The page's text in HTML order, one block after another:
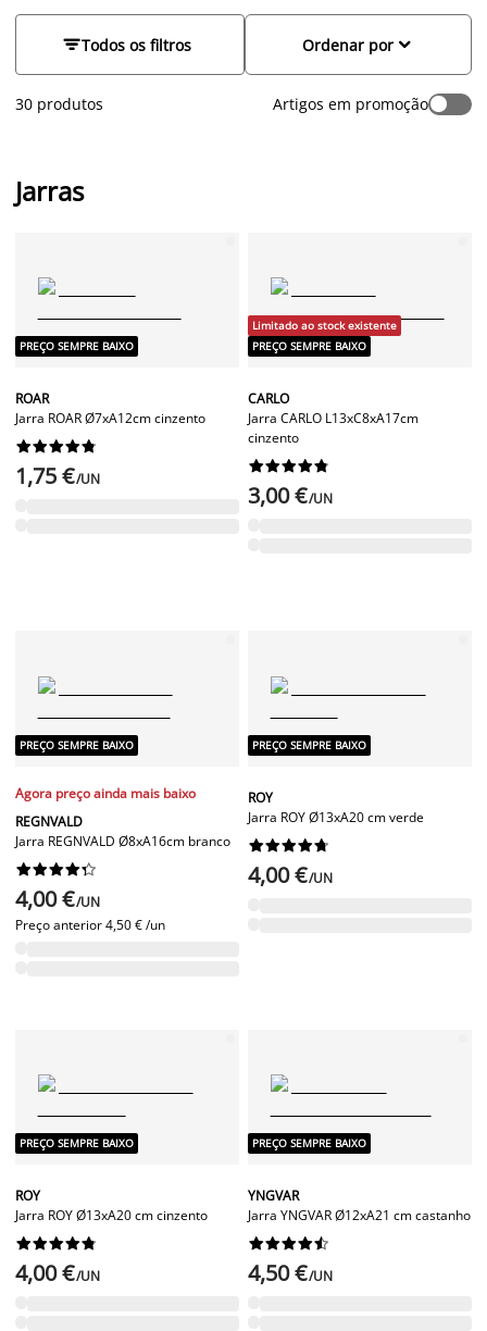
e muito mais!
Todos os filtros 
Ordenar por
30 produtos Artigos em promoção
Jarras
PREÇO SEMPRE BAIXO
ROAR
Jarra ROAR Ø7xA12cm cinzento






1,75 €/UN
Limitado ao stock existente
PREÇO SEMPRE BAIXO
CARLO
Jarra CARLO L13xC8xA17cm
cinzento






3,00 €/UN
PREÇO SEMPRE BAIXO
Agora preço ainda mais baixo
REGNVALD
Jarra REGNVALD Ø8xA16cm branco






4,00 €/UN
Preço anterior4,50 € /un
PREÇO SEMPRE BAIXO
ROY
Jarra ROY Ø13xA20 cm verde






4,00 €/UN
PREÇO SEMPRE BAIXO
ROY
Jarra ROY Ø13xA20 cm cinzento






4,00 €/UN
PREÇO SEMPRE BAIXO
YNGVAR
Jarra YNGVAR Ø12xA21 cm castanho






4,50 €/UN